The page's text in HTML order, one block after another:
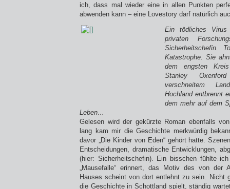
ich, dass mal wieder eine in allen Punkten
abwenden kann – eine Lovestory darf natürlich
Ein tödliches Virus
privaten
Sicherheitschefin
Katastrophe. Sie
dem engsten
Stanley
verschneitem
Hochland entbrennt
dem mehr auf dem
Leben…
Gelesen wird der gekürzte Roman ebenfalls
lang kam mir die Geschichte merkwürdig
davor „Die Kinder von Eden“ gehört hatte.
Entscheidungen, dramatische Entwicklungen,
(hier: Sicherheitschefin). Ein bisschen fühlte
„Mausefalle“ erinnert, das Motiv des von der
Hauses scheint von dort entlehnt zu sein. Nicht
die Geschichte in Schottland spielt, ständig